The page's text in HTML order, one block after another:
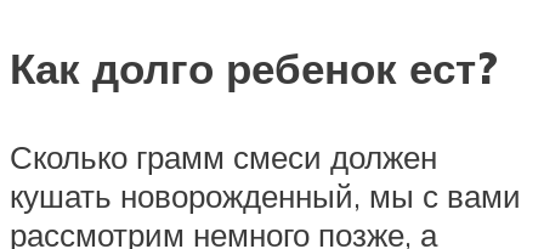
Как долго ребенок ест?
Сколько грамм смеси должен
кушать новорожденный, мы с вами
рассмотрим немного позже, а